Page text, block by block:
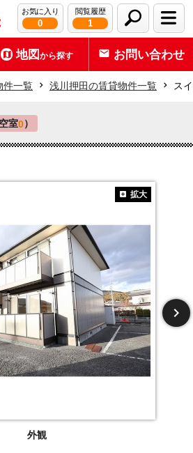
お気に入り
0
閲覧履歴
1
地図から探す お問い合わせ
件一覧 浅川押田の賃貸物件一覧 ス
空室0）
外観
拡大